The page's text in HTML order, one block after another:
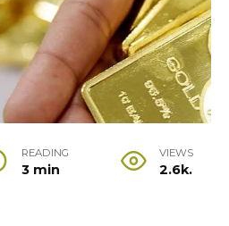
READING
3 min
VIEWS
2.6k.